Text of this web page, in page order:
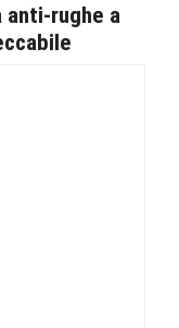
anti-rughe a